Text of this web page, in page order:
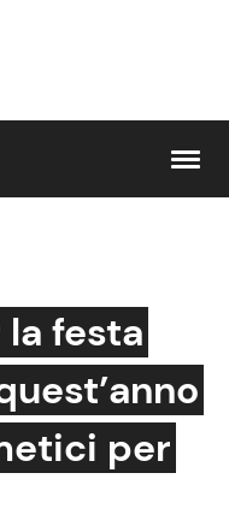
e TV
VIP
festa
per